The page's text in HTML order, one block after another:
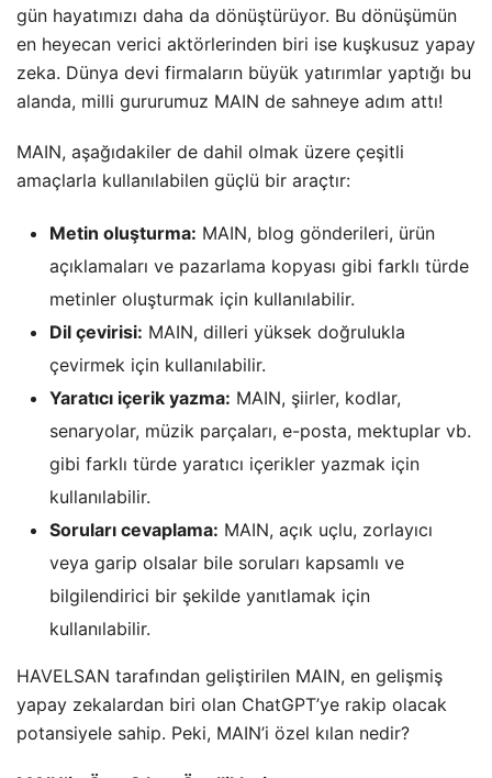
gün hayatımızı daha da dönüştürüyor. Bu dönüşümün
en heyecan verici aktörlerinden biri ise kuşkusuz yapay
zeka. Dünya devi firmaların büyük yatırımlar yaptığı bu
alanda, milli gururumuz MAIN de sahneye adım attı!
MAIN, aşağıdakiler de dahil olmak üzere çeşitli
amaçlarla kullanılabilen güçlü bir araçtır:
Metin oluşturma: MAIN, blog gönderileri, ürün
açıklamaları ve pazarlama kopyası gibi farklı türde
metinler oluşturmak için kullanılabilir.
Dil çevirisi: MAIN, dilleri yüksek doğrulukla
çevirmek için kullanılabilir.
Yaratıcı içerik yazma: MAIN, şiirler, kodlar,
senaryolar, müzik parçaları, e-posta, mektuplar vb.
gibi farklı türde yaratıcı içerikler yazmak için
kullanılabilir.
Soruları cevaplama: MAIN, açık uçlu, zorlayıcı
veya garip olsalar bile soruları kapsamlı ve
bilgilendirici bir şekilde yanıtlamak için
kullanılabilir.
HAVELSAN tarafından geliştirilen MAIN, en gelişmiş
yapay zekalardan biri olan ChatGPT’ye rakip olacak
potansiyele sahip. Peki, MAIN’i özel kılan nedir?